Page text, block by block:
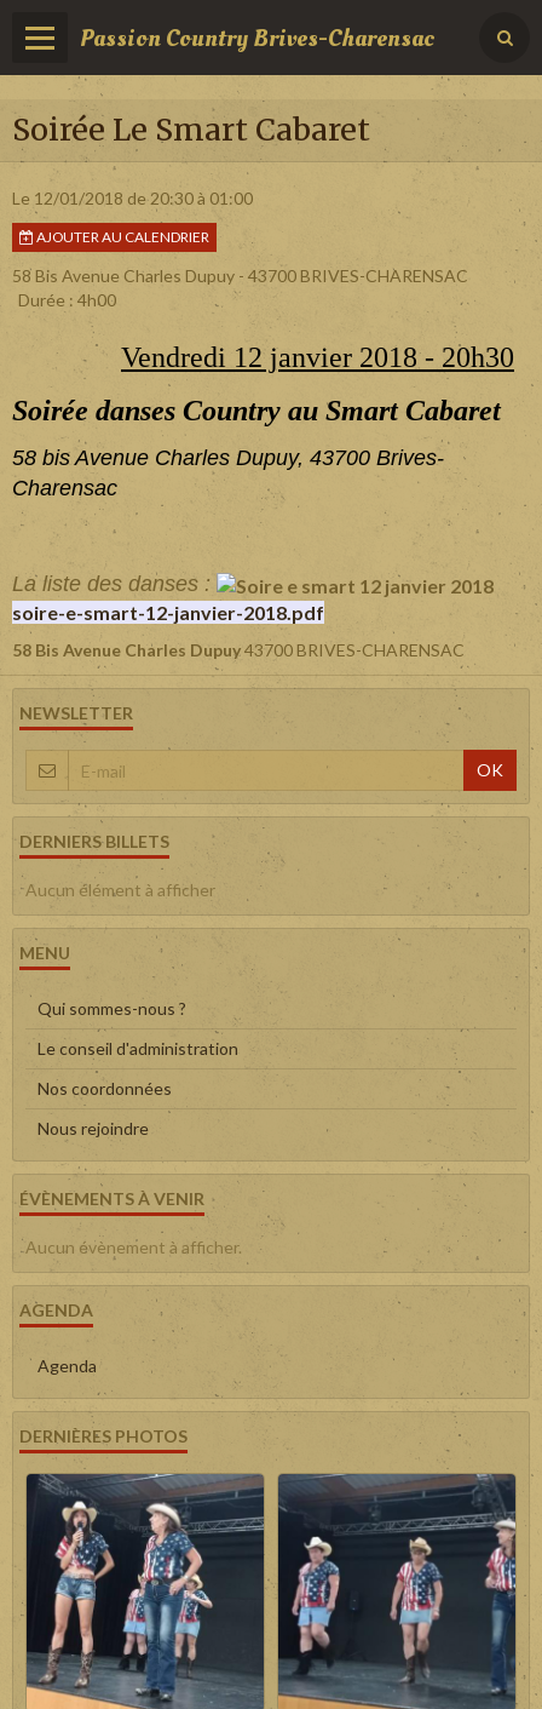
Passion Country Brives-Charensac
Soirée Le Smart Cabaret
Le 12/01/2018 de 20:30à 01:00
AJOUTER AU CALENDRIER
58 Bis Avenue Charles Dupuy - 43700 BRIVES-CHARENSAC
Durée : 4h00
Vendredi 12 janvier 2018 - 20h30
Soirée danses Country au Smart Cabaret
58 bis Avenue Charles Dupuy, 43700 Brives-
Charensac
La liste des danses :
soire-e-smart-12-janvier-2018.pdf
58 Bis Avenue Charles Dupuy43700 BRIVES-CHARENSAC
NEWSLETTER
OK
DERNIERS BILLETS
Aucun élément à afficher
MENU
Qui sommes-nous ?
Le conseil d'administration
Nos coordonnées
Nous rejoindre
ÉVÈNEMENTS À VENIR
Aucun évènement à afficher.
AGENDA
Agenda
DERNIÈRES PHOTOS